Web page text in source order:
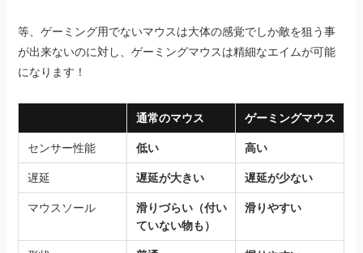
等、ゲーミング用でないマウスは大体の感覚でしか敵を狙う事
が出来ないのに対し、ゲーミングマウスは精細なエイムが可能
になります！
通常のマウス ゲーミングマウス
センサー性能 低い 高い
遅延 遅延が大きい 遅延が少ない
マウスソール
滑りづらい（付い
ていない物も）
滑りやすい